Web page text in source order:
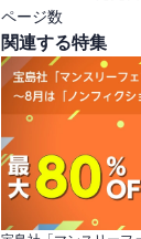
ページ数
関連する特集